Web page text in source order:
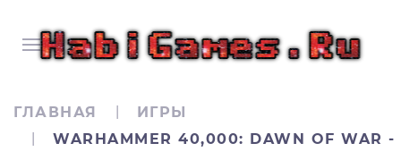
ГЛАВНАЯ
ИГРЫ
WARHAMMER 40,000: DAWN OF WAR -